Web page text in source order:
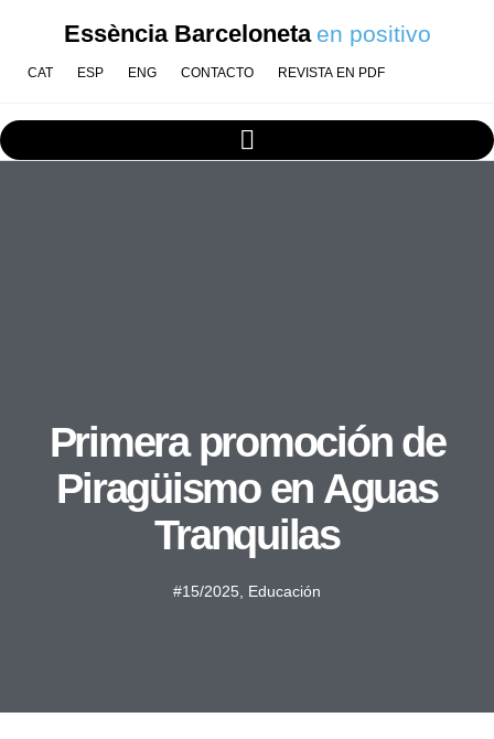
Essència Barceloneta en positivo
CAT ESP ENG CONTACTO REVISTA EN PDF
Primera promoción de
Piragüismo en Aguas
Tranquilas
#15/2025 Educación